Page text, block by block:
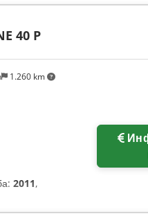
1.260 km
40 P
2011,